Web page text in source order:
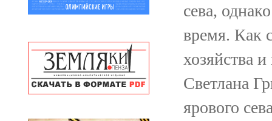
сева,
время. Как
хозяйства
Светлана
ярового